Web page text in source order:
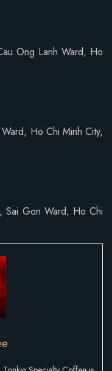
Ong Lanh Ward, Ho
Ho Chi Minh City,
Sai Gon Ward, Ho Chi